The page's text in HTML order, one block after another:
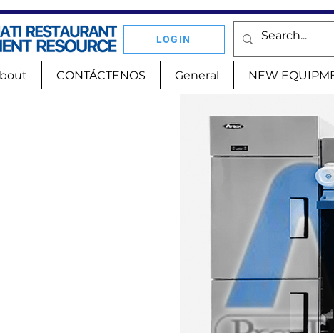
LOGIN
CONTÁCTENOS General NEW